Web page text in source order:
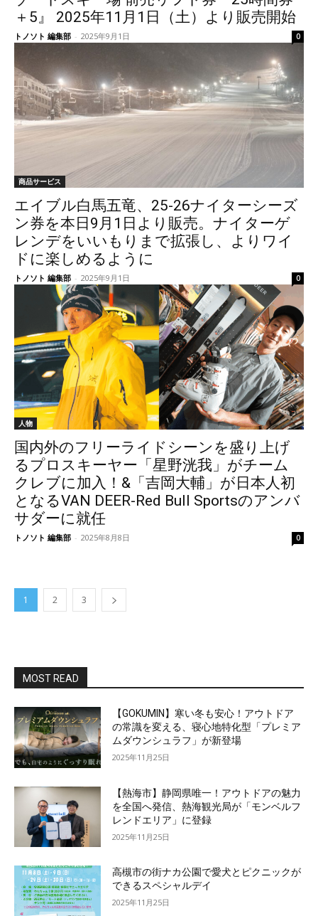
＋5』 2025年11月1日（土）より販売開始
トノソト 編集部 - 2025年9月1日 0
商品サービス
エイブル白馬五竜、25-26ナイターシーズ
ン券を本日9月1日より販売。ナイターゲ
レンデをいいもりまで拡張し、よりワイ
ドに楽しめるように
トノソト 編集部 - 2025年9月1日 0
人物
国内外のフリーライドシーンを盛り上げ
るプロスキーヤー「星野洸我」がチーム
クレブに加入！&「吉岡大輔」が日本人初
となるVAN DEER-Red Bull Sportsのアンバ
サダーに就任
トノソト 編集部 - 2025年8月8日 0
1 2 3
MOST READ
【GOKUMIN】寒い冬も安心！アウトドア
の常識を変える、寝心地特化型「プレミア
ムダウンシュラフ」が新登場
2025年11月25日
【熱海市】静岡県唯一！アウトドアの魅力
を全国へ発信、熱海観光局が「モンベルフ
レンドエリア」に登録
2025年11月25日
高槻市の街ナカ公園で愛犬とピクニックが
できるスペシャルデイ
2025年11月25日